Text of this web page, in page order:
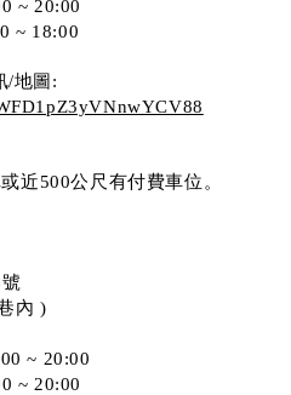
~ 20:00
~ 18:00
/地圖:
近500公尺有付費車位。
內 )
~ 20:00
~ 20:00